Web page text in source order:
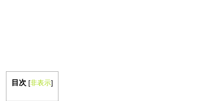
目次 [非表示]